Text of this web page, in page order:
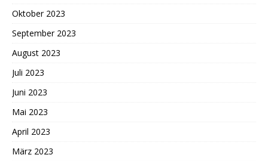
Oktober 2023
September 2023
August 2023
Juli 2023
Juni 2023
Mai 2023
April 2023
März 2023